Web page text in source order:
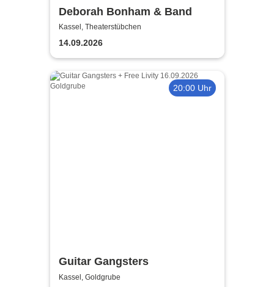
Deborah Bonham & Band
Kassel, Theaterstübchen
14.09.2026
20:00 Uhr
Guitar Gangsters
Kassel, Goldgrube